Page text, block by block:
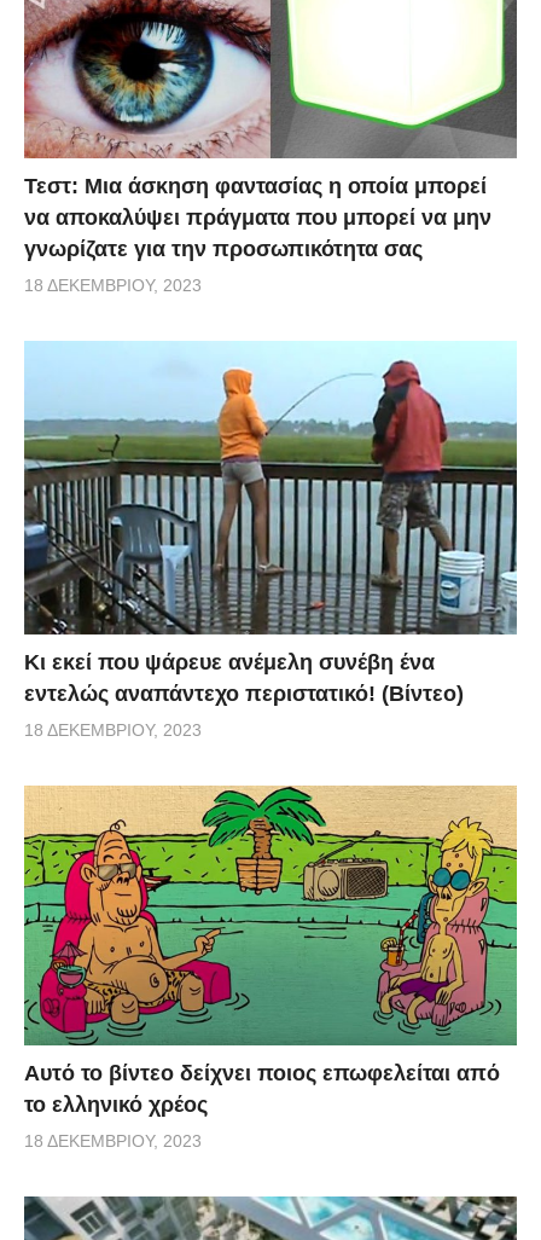
Τεστ: Μια άσκηση φαντασίας η οποία μπορεί
να αποκαλύψει πράγματα που μπορεί να μην
γνωρίζατε για την προσωπικότητα σας
18 ΔΕΚΕΜΒΡΊΟΥ, 2023
Κι εκεί που ψάρευε ανέμελη συνέβη ένα
εντελώς αναπάντεχο περιστατικό! (Βίντεο)
18 ΔΕΚΕΜΒΡΊΟΥ, 2023
Αυτό το βίντεο δείχνει ποιος επωφελείται από
το ελληνικό χρέος
18 ΔΕΚΕΜΒΡΊΟΥ, 2023